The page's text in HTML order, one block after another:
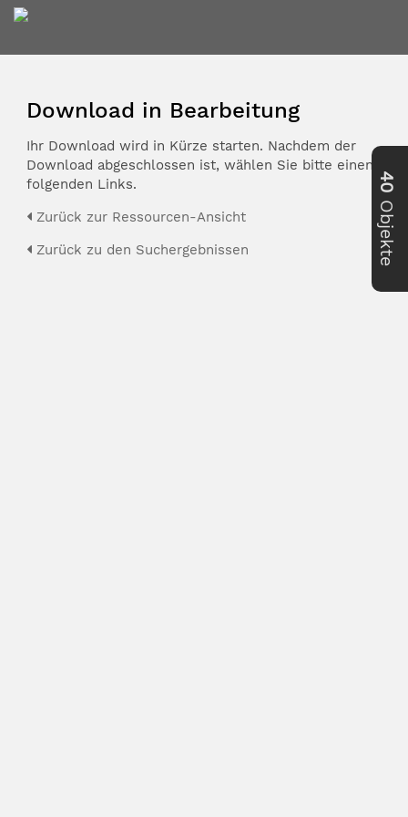
Download in Bearbeitung
Ihr Download wird in Kürze starten. Nachdem der
Download abgeschlossen ist, wählen Sie bitte einen der
folgenden Links.
Zurück zur Ressourcen-Ansicht
Zurück zu den Suchergebnissen
40
Objekte